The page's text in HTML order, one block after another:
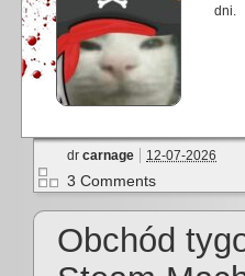
dni.
dr carnage 12-07-2026
3 Comments
Obchód